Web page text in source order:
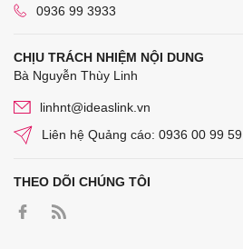
0936 99 3933
CHỊU TRÁCH NHIỆM NỘI DUNG
Bà Nguyễn Thùy Linh
linhnt@ideaslink.vn
Liên hệ Quảng cáo: 0936 00 99 59
THEO DÕI CHÚNG TÔI